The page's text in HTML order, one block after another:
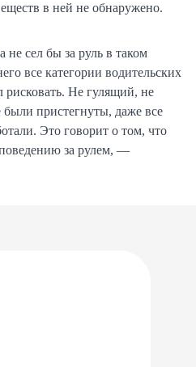
в ней не обнаружено.
сел бы за руль в таком
все категории водительских
рисковать. Не гулящий, не
были пристегнуты, даже все
Это говорит о том, что
за рулем, —